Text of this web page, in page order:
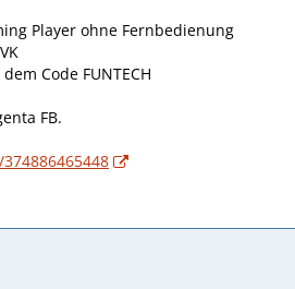
Player ohne Fernbedienung
Code FUNTECH
FB.